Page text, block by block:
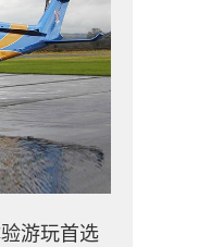
游玩首选